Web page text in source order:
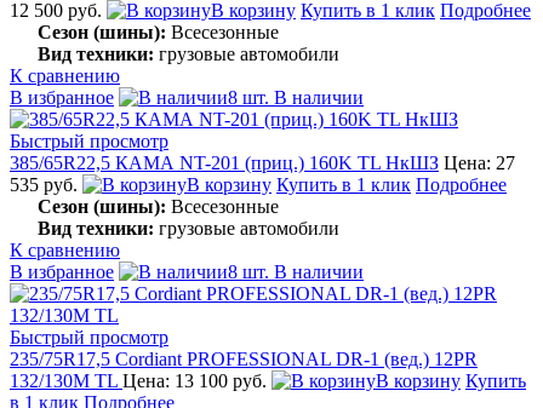
12 500 руб. В корзину Купить в 1 клик Подробнее
Сезон (шины): Всесезонные
Вид техники: грузовые автомобили
К сравнению
В избранное
8 шт. В наличии
Быстрый просмотр
385/65R22,5 КАМА NT-201 (приц.) 160K TL НкШЗ Цена: 27
535 руб.
В корзину Купить в 1 клик Подробнее
Сезон (шины): Всесезонные
Вид техники: грузовые автомобили
К сравнению
В избранное
8 шт. В наличии
Быстрый просмотр
235/75R17,5 Cordiant PROFESSIONAL DR-1 (вед.) 12PR
132/130M TL Цена: 13 100 руб. В корзину Купить
в 1 клик Подробнее